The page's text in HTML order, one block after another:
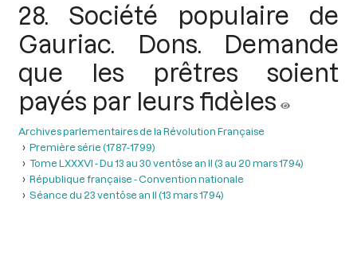
28. Société populaire de
Gauriac. Dons. Demande
que les prêtres soient
payés par leurs fidèles
Archives parlementaires de la Révolution Française
Première série (1787-1799)
Tome LXXXVI - Du 13 au 30 ventôse an II (3 au 20 mars 1794)
République française - Convention nationale
Séance du 23 ventôse an II (13 mars 1794)